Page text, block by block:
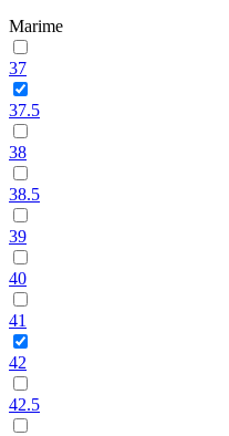
Marime
37
37.5
38
38.5
39
40
41
42
42.5